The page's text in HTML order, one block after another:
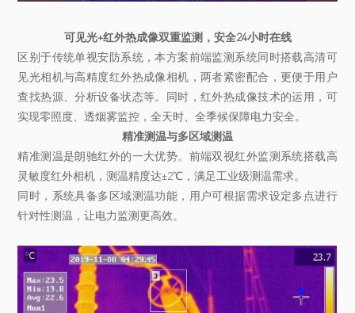
可见光+红外热成像双重监测，安全24小时在线
区别于传统单视安防系统，本方案前端监测系统同时搭载高清可
见光相机与高精度红外热成像相机，两者紧密配合，更便于用户
查找热源、分析设备状态等。同时，红外热成像技术的运用，可
实现零照度、透烟雾监控，全天时、全季候保障电力安全。
精准测温与多区域测温
精准测温是朗驰红外的一大优势。前端双视红外监测系统搭载高
灵敏度红外相机，测温精度达±2℃，满足工业级测温需求。
同时，系统具备多区域测温功能，用户可根据需求设定多点进行
针对性测温，让电力监测更高效。